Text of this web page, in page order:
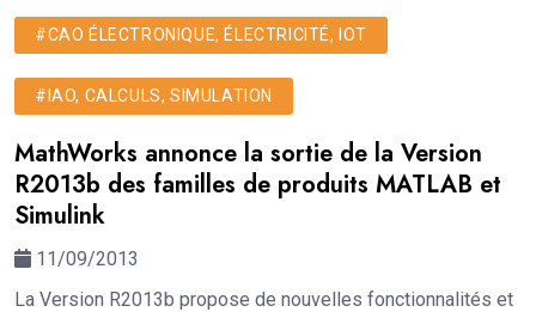
#CAO ÉLECTRONIQUE, ÉLECTRICITÉ, IOT
#IAO, CALCULS, SIMULATION
MathWorks annonce la sortie de la Version
R2013b des familles de produits MATLAB et
Simulink
11/09/2013
La Version R2013b propose de nouvelles fonctionnalités et